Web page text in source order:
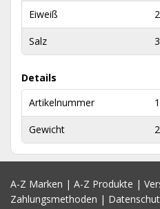
Eiweiß
Salz
Details
Artikelnummer
Gewicht
A-Z Marken | A-Z Produkte |
Zahlungsmethoden |